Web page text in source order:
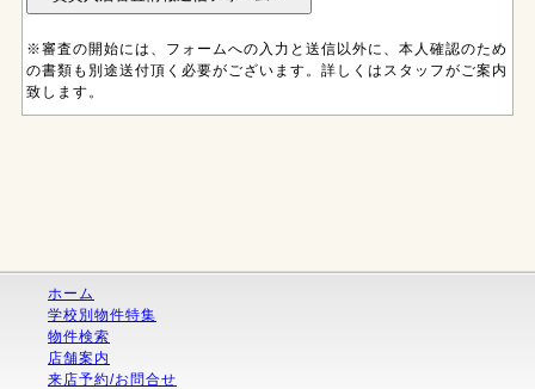
※審査の開始には、フォームへの入力と送信以外に、本人確認のため
の書類も別途送付頂く必要がございます。詳しくはスタッフがご案内
致します。
ホーム
学校別物件特集
物件検索
店舗案内
来店予約/お問合せ